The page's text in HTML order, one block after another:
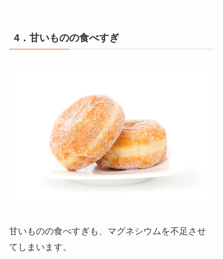
4．甘いものの食べすぎ
甘いものの食べすぎも、マグネシウムを不足させ
てしまいます。